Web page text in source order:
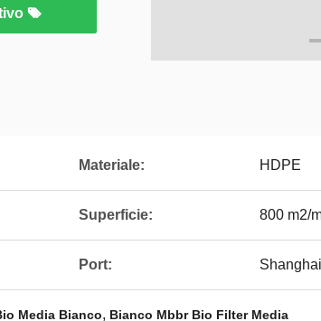
Materiale: HDPE
Superficie: 800 m2/
Port: Shanghai
Media Bianco, Bianco Mbbr Bio Filter Media